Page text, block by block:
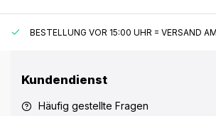
BESTELLUNG VOR 15:00 UHR = VERSAND
Kundendienst
Häufig gestellte Fragen